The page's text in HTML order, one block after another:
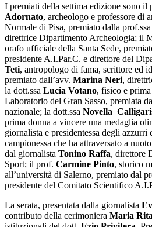
I premiati della settima edizione sono il
Adornato, archeologo e professore di
Normale di Pisa, premiato dalla prof.ssa
direttrice Dipartimento Archeologia; il
orafo ufficiale della Santa Sede,
presidente A.I.Par.C. e direttore del
Teti, antropologo di fama, scrittore ed
premiato dall’avv. Marina Neri,
la dott.ssa Lucia Votano, fisico e
Laboratorio del Gran Sasso, premiata
nazionale; la dott.ssa Novella
prima donna a vincere una medaglia
giornalista e presidentessa degli azzurri
campionessa che ha attraversato a
dal giornalista Tonino Raffa, direttore
Sport; il prof. Carmine Pinto, storico
all’università di Salerno, premiato dal
presidente del Comitato Scientifico
La serata, presentata dalla giornalista
contributo della cerimoniera Maria